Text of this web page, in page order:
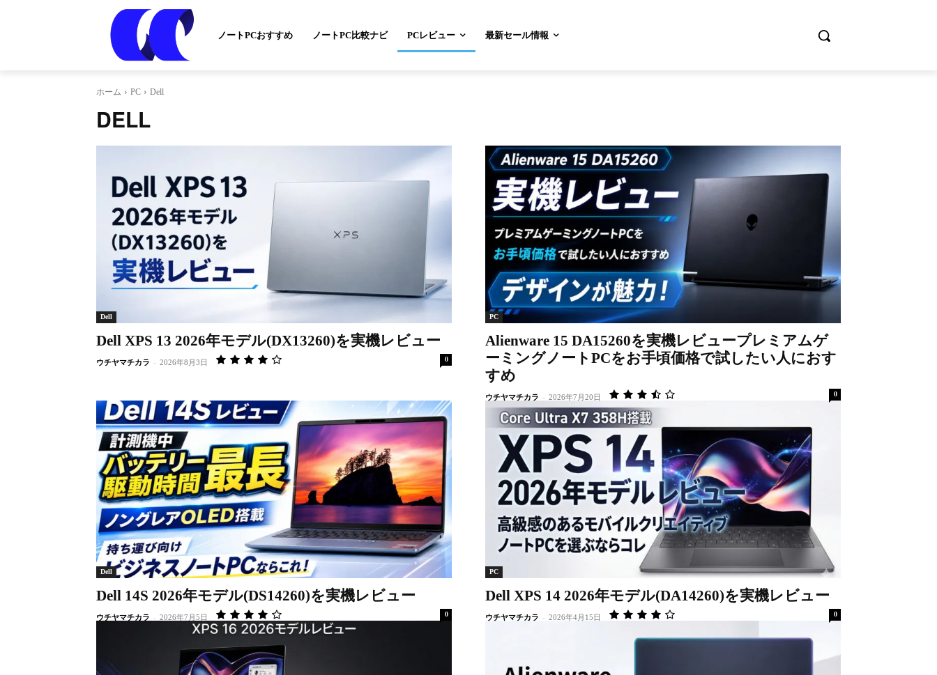
ノートPCおすすめ ノートPC比較ナビ PCレビュー 最新セール情報
ホーム PC Dell
DELL
Dell
Dell XPS 13 2026年モデル(DX13260)を実機レビュー
ウチヤマチカラ - 2026年8月3日 0
PC
Alienware 15 DA15260を実機レビュープレミアムゲ
ーミングノートPCをお手頃価格で試したい人におす
すめ
ウチヤマチカラ - 2026年7月20日 0
Dell
Dell 14S 2026年モデル(DS14260)を実機レビュー
ウチヤマチカラ - 2026年7月5日 0
PC
Dell XPS 14 2026年モデル(DA14260)を実機レビュー
ウチヤマチカラ - 2026年4月15日 0